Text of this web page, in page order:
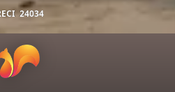
24034